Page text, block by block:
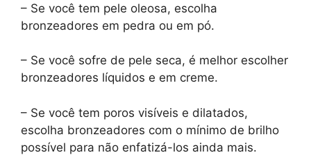
– Se você tem pele oleosa, escolha
bronzeadores em pedra ou em pó.
– Se você sofre de pele seca, é melhor escolher
bronzeadores líquidos e em creme.
– Se você tem poros visíveis e dilatados,
escolha bronzeadores com o mínimo de brilho
possível para não enfatizá-los ainda mais.